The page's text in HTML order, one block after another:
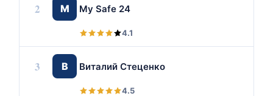
2 M My Safe 24
4.1
3 В Виталий Стеценко
4.5